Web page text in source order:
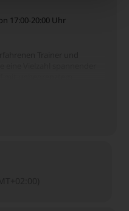
17:00-20:00 Uhr
Ihnen mit Rat und Tat zur